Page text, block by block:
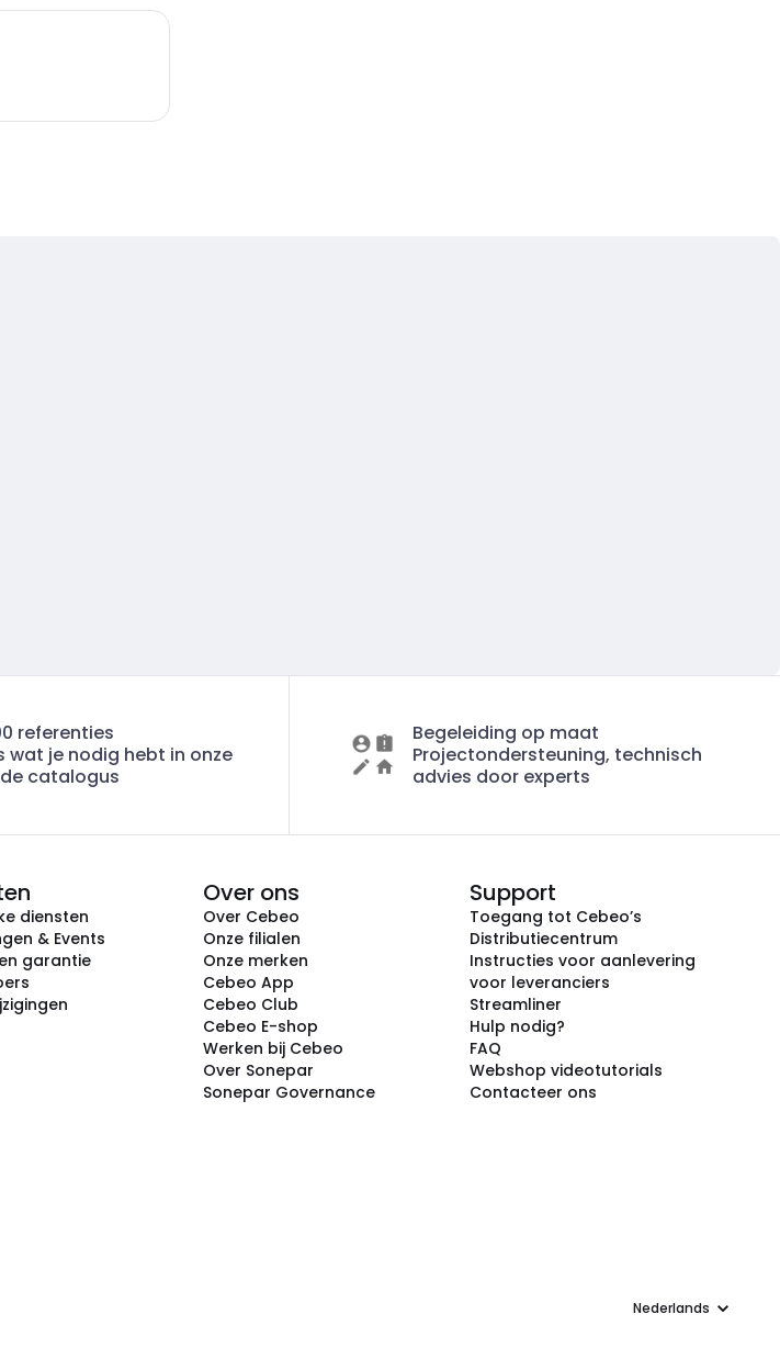
referenties
wat je nodig hebt in onze
catalogus
Begeleiding op maat
Projectondersteuning, technisch
advies door experts
diensten
& Events
garantie
Over ons
Over Cebeo
Onze filialen
Onze merken
Cebeo App
Cebeo Club
Cebeo E-shop
Werken bij Cebeo
Over Sonepar
Sonepar Governance
Support
Toegang tot Cebeo’s
Distributiecentrum
Instructies voor aanlevering
voor leveranciers
Streamliner
Hulp nodig?
FAQ
Webshop videotutorials
Contacteer ons
Taal